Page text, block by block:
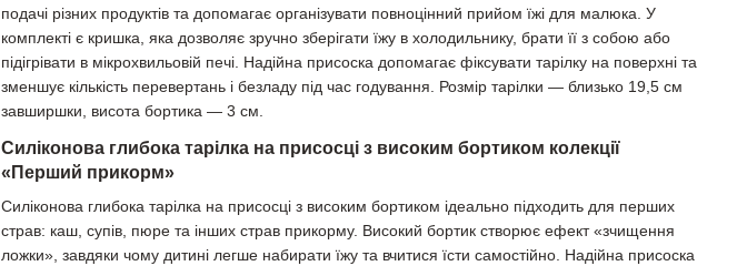
подачі різних продуктів та допомагає організувати повноцінний прийом їжі для малюка. У
комплекті є кришка, яка дозволяє зручно зберігати їжу в холодильнику, брати її з собою або
підігрівати в мікрохвильовій печі. Надійна присоска допомагає фіксувати тарілку на поверхні та
зменшує кількість перевертань і безладу під час годування. Розмір тарілки — близько 19,5 см
завширшки, висота бортика — 3 см.
Силіконова глибока тарілка на присосці з високим бортиком колекції
«Перший прикорм»
Силіконова глибока тарілка на присосці з високим бортиком ідеально підходить для перших
страв: каш, супів, пюре та інших страв прикорму. Високий бортик створює ефект «зчищення
ложки», завдяки чому дитині легше набирати їжу та вчитися їсти самостійно. Надійна присоска